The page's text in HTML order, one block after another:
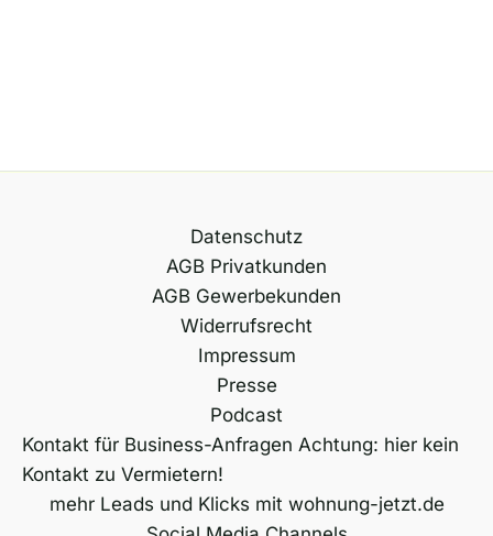
Datenschutz
AGB Privatkunden
AGB Gewerbekunden
Widerrufsrecht
Impressum
Presse
Podcast
Kontakt für Business-Anfragen Achtung: hier kein
Kontakt zu Vermietern!
mehr Leads und Klicks mit wohnung-jetzt.de